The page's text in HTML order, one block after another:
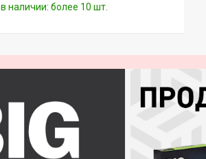
в наличии: более 10 шт.